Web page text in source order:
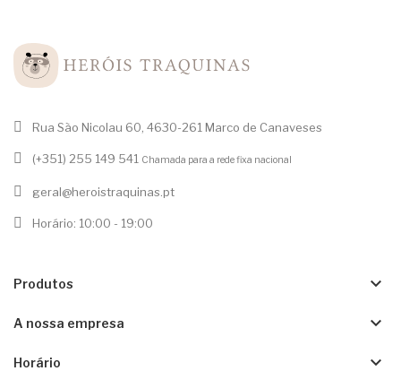
Rua São Nicolau 60, 4630-261 Marco de Canaveses
(+351) 255 149 541 Chamada para a rede fixa nacional
geral@heroistraquinas.pt
Horário: 10:00 - 19:00
Produtos keyboard_arrow_down
A nossa empresa keyboard_arrow_down
Horário keyboard_arrow_down